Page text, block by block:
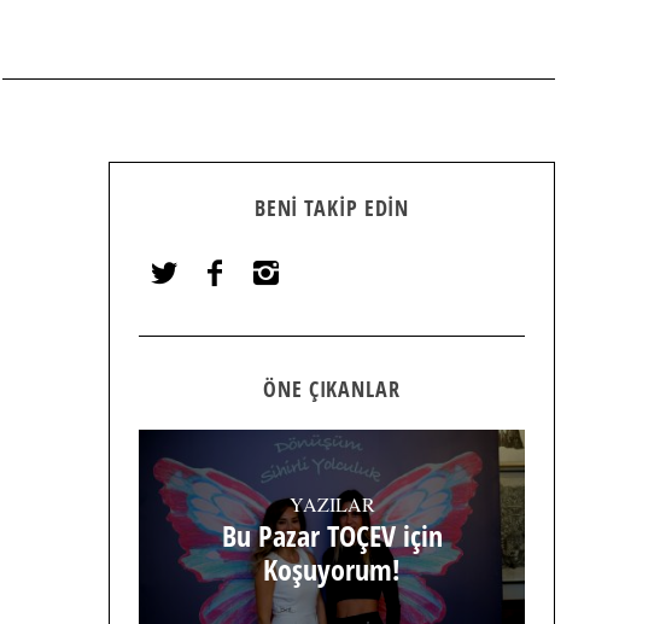
BENI TAKIP EDIN
ÖNE ÇIKANLAR
YAZILAR
Bu Pazar TOÇEV için
Koşuyorum!